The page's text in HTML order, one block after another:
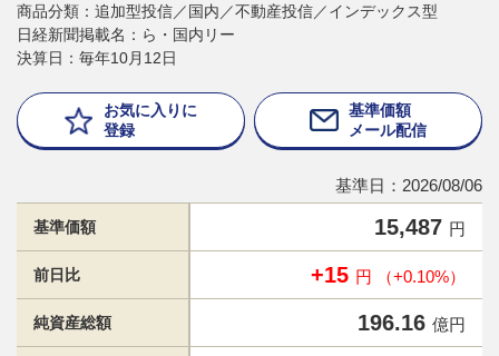
商品分類：追加型投信／国内／不動産投信／インデックス型
日経新聞掲載名：ら・国内リー
決算日：毎年10月12日
お気に入りに
登録
基準価額
メール配信
基準日：2026/08/06
基準価額 15,487 円
前日比 +15 円 （+0.10%）
純資産総額 196.16 億円